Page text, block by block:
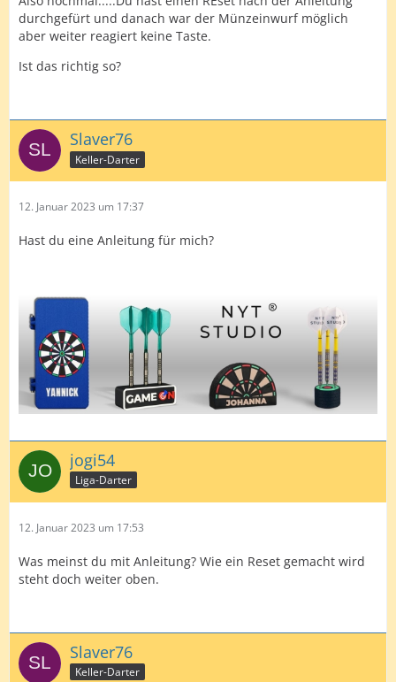
durchgefürt und danach war der Münzeinwurf möglich
aber weiter reagiert keine Taste.
Ist das richtig so?
Slaver76
Keller-Darter
12. Januar 2023 um 17:37
Hast du eine Anleitung für mich?
jogi54
Liga-Darter
12. Januar 2023 um 17:53
Was meinst du mit Anleitung? Wie ein Reset gemacht wird
steht doch weiter oben.
Slaver76
Keller-Darter